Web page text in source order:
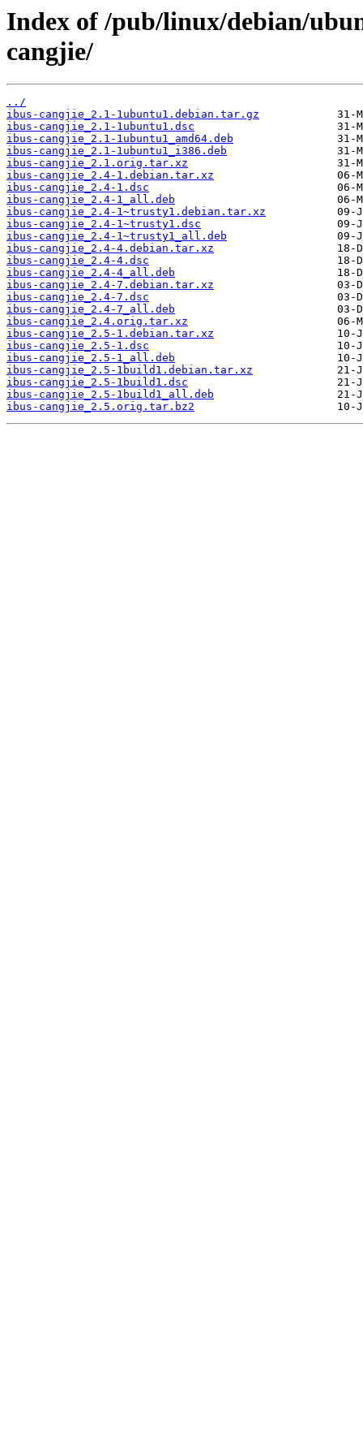
Index of /pub/linux/debian/
cangjie/
../
ibus-cangjie_2.1-1ubuntu1.debian.tar.gz
ibus-cangjie_2.1-1ubuntu1.dsc
ibus-cangjie_2.1-1ubuntu1_amd64.deb
ibus-cangjie_2.1-1ubuntu1_i386.deb
ibus-cangjie_2.1.orig.tar.xz
ibus-cangjie_2.4-1.debian.tar.xz
ibus-cangjie_2.4-1.dsc
ibus-cangjie_2.4-1_all.deb
ibus-cangjie_2.4-1~trusty1.debian.tar.xz
ibus-cangjie_2.4-1~trusty1.dsc
ibus-cangjie_2.4-1~trusty1_all.deb
ibus-cangjie_2.4-4.debian.tar.xz
ibus-cangjie_2.4-4.dsc
ibus-cangjie_2.4-4_all.deb
ibus-cangjie_2.4-7.debian.tar.xz
ibus-cangjie_2.4-7.dsc
ibus-cangjie_2.4-7_all.deb
ibus-cangjie_2.4.orig.tar.xz
ibus-cangjie_2.5-1.debian.tar.xz
ibus-cangjie_2.5-1.dsc
ibus-cangjie_2.5-1_all.deb
ibus-cangjie_2.5-1build1.debian.tar.xz
ibus-cangjie_2.5-1build1.dsc
ibus-cangjie_2.5-1build1_all.deb
ibus-cangjie_2.5.orig.tar.bz2